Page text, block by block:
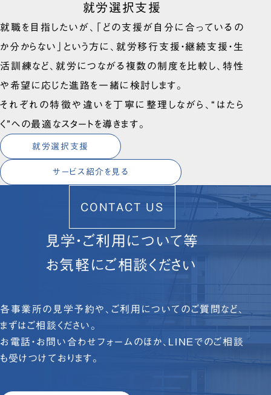
就労選択支援
就職を目指したいが、「どの支援が自分に合っているの
か分からない」という方に、就労移行支援・継続支援・生
活訓練など、就労につながる複数の制度を比較し、特性
や希望に応じた進路を一緒に検討します。
それぞれの特徴や違いを丁寧に整理しながら、“はたら
く”への最適なスタートを導きます。
就労選択支援
サービス紹介を見る
CONTACT US
見学・ご利用について等
お気軽にご相談ください
各事業所の見学予約や、ご利用についてのご質問など、
まずはご相談ください。
お電話・お問い合わせフォームのほか、LINEでのご相談
も受けつけております。